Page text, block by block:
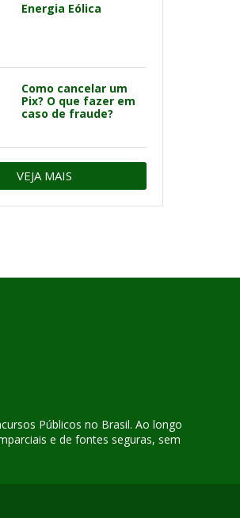
Energia Eólica
Como cancelar um
Pix? O que fazer em
caso de fraude?
VEJA MAIS
Públicos no Brasil. Ao longo
e de fontes seguras, sem